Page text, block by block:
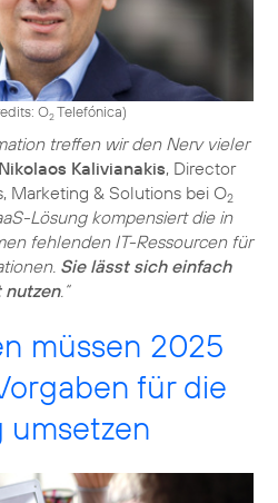
O2Telefónica)
treffen wir den Nerv vieler
Nikolaos Kalivianakis, Director
Marketing & Solutions bei O2
Lösung kompensiert die in
fehlenden IT-Ressourcen für
Sie lässt sich einfach
.“
müssen 2025
für die
umsetzen